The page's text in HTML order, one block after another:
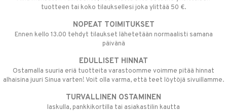
tuotteen tai koko tilauksellesi joka ylittää 50 €.
NOPEAT TOIMITUKSET
Ennen kello 13.00 tehdyt tilaukset lähetetään normaalisti samana
päivänä
EDULLISET HINNAT
Ostamalla suuria eriä tuotteita varastoomme voimme pitää hinnat
alhaisina juuri Sinua varten! Voit olla varma, että teet löytöjä sivuillamme.
TURVALLINEN OSTAMINEN
laskulla, pankkikortilla tai asiakastilin kautta